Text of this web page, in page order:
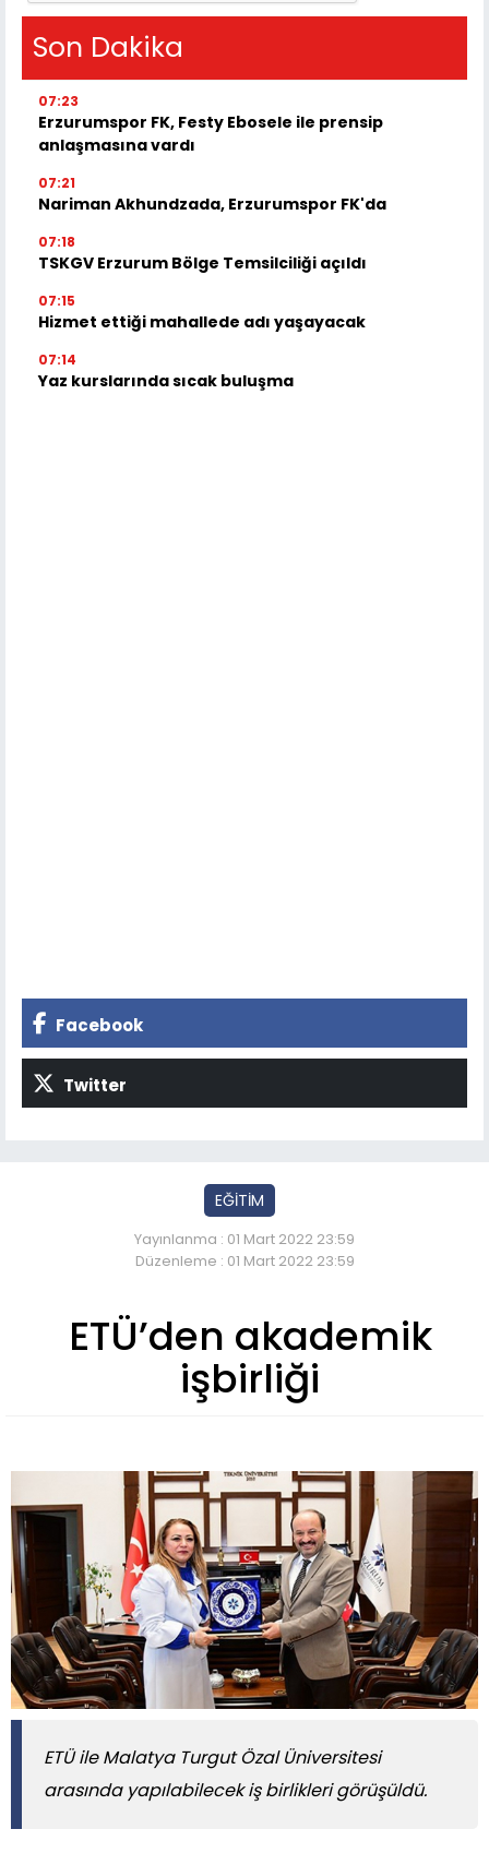
Son Dakika
07:23
Erzurumspor FK, Festy Ebosele ile prensip
anlaşmasına vardı
07:21
Nariman Akhundzada, Erzurumspor FK'da
07:18
TSKGV Erzurum Bölge Temsilciliği açıldı
07:15
Hizmet ettiği mahallede adı yaşayacak
07:14
Yaz kurslarında sıcak buluşma
Facebook
Twitter
EĞİTİM
Yayınlanma : 01 Mart 2022 23:59
Düzenleme : 01 Mart 2022 23:59
ETÜ’den akademik
işbirliği
ETÜ ile Malatya Turgut Özal Üniversitesi
arasında yapılabilecek iş birlikleri görüşüldü.